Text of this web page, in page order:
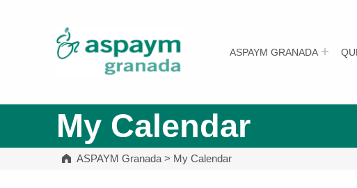
ASPAYM GRANADA
My Calendar
ASPAYM Granada > My Calendar